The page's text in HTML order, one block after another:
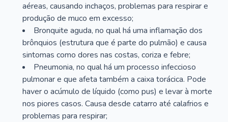
aéreas, causando inchaços, problemas para respirar e
produção de muco em excesso;
Bronquite aguda, no qual há uma inflamação dos
brônquios (estrutura que é parte do pulmão) e causa
sintomas como dores nas costas, coriza e febre;
Pneumonia, no qual há um processo infeccioso
pulmonar e que afeta também a caixa torácica. Pode
haver o acúmulo de líquido (como pus) e levar à morte
nos piores casos. Causa desde catarro até calafrios e
problemas para respirar;